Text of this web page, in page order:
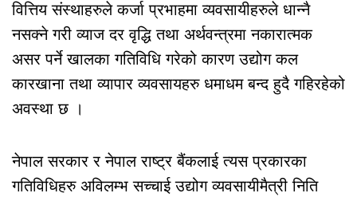
वित्तिय संस्थाहरुले कर्जा प्रभाहमा व्यवसायीहरुले धान्नै
नसक्ने गरी व्याज दर वृद्धि तथा अर्थवन्त्रमा नकारात्मक
असर पर्ने खालका गतिविधि गरेको कारण उद्योग कल
कारखाना तथा व्यापार व्यवसायहरु धमाधम बन्द हुदै गहिरहेको
अवस्था छ ।
नेपाल सरकार र नेपाल राष्ट्र बैंकलाई त्यस प्रकारका
गतिविधिहरु अविलम्भ सच्चाई उद्योग व्यवसायीमैत्री निति